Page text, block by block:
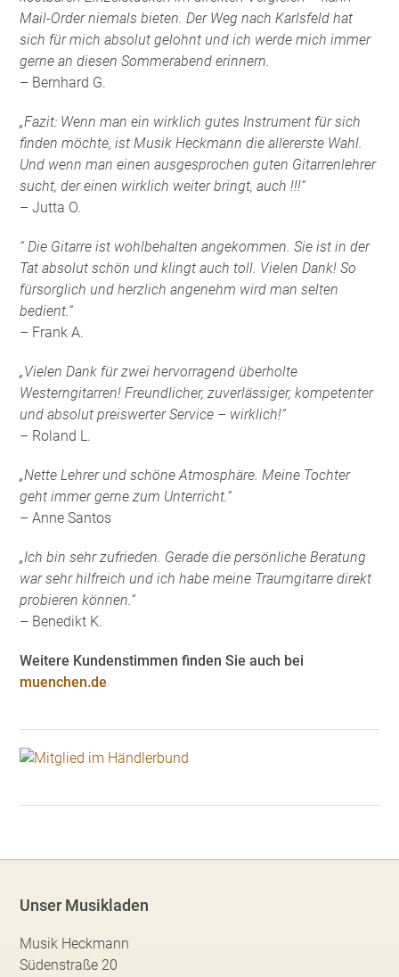
Mail-Order niemals bieten. Der Weg nach Karlsfeld hat
sich für mich absolut gelohnt und ich werde mich immer
gerne an diesen Sommerabend erinnern.
– Bernhard G.
„Fazit: Wenn man ein wirklich gutes Instrument für sich
finden möchte, ist Musik Heckmann die allererste Wahl.
Und wenn man einen ausgesprochen guten Gitarrenlehrer
sucht, der einen wirklich weiter bringt, auch !!!“
– Jutta O.
“ Die Gitarre ist wohlbehalten angekommen. Sie ist in der
Tat absolut schön und klingt auch toll. Vielen Dank! So
fürsorglich und herzlich angenehm wird man selten
bedient.“
– Frank A.
„Vielen Dank für zwei hervorragend überholte
Westerngitarren! Freundlicher, zuverlässiger, kompetenter
und absolut preiswerter Service – wirklich!“
– Roland L.
„Nette Lehrer und schöne Atmosphäre. Meine Tochter
geht immer gerne zum Unterricht.“
– Anne Santos
„Ich bin sehr zufrieden. Gerade die persönliche Beratung
war sehr hilfreich und ich habe meine Traumgitarre direkt
probieren können.“
– Benedikt K.
Weitere Kundenstimmen finden Sie auch bei
muenchen.de
Unser Musikladen
Musik Heckmann
Südenstraße 20